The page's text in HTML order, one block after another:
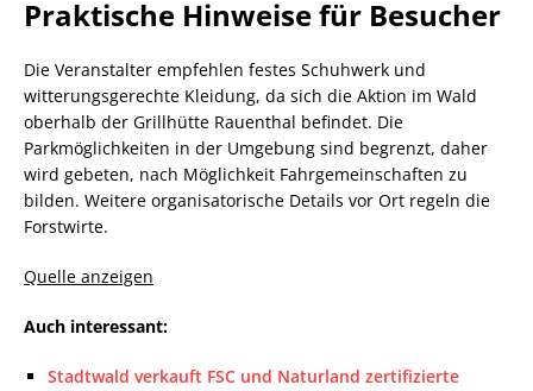
Praktische Hinweise für Besucher
Die Veranstalter empfehlen festes Schuhwerk und
witterungsgerechte Kleidung, da sich die Aktion im Wald
oberhalb der Grillhütte Rauenthal befindet. Die
Parkmöglichkeiten in der Umgebung sind begrenzt, daher
wird gebeten, nach Möglichkeit Fahrgemeinschaften zu
bilden. Weitere organisatorische Details vor Ort regeln die
Forstwirte.
Quelle anzeigen
Auch interessant:
Stadtwald verkauft FSC und Naturland zertifizierte